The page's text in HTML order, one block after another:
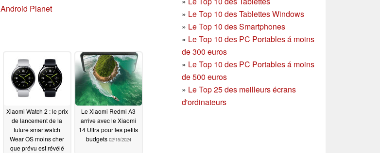
» Le Top 10 des Tablettes Windows
» Le Top 10 des Smartphones
» Le Top 10 des PC Portables á moins
de 300 euros
» Le Top 10 des PC Portables á moins
de 500 euros
» Le Top 25 des meilleurs écrans
d'ordinateurs
Android Planet
Xiaomi Watch 2 : le prix
de lancement de la
future smartwatch
Wear OS moins cher
que prévu est révélé
Le Xiaomi Redmi A3
arrive avec le Xiaomi
14 Ultra pour les petits
budgets 02/15/2024